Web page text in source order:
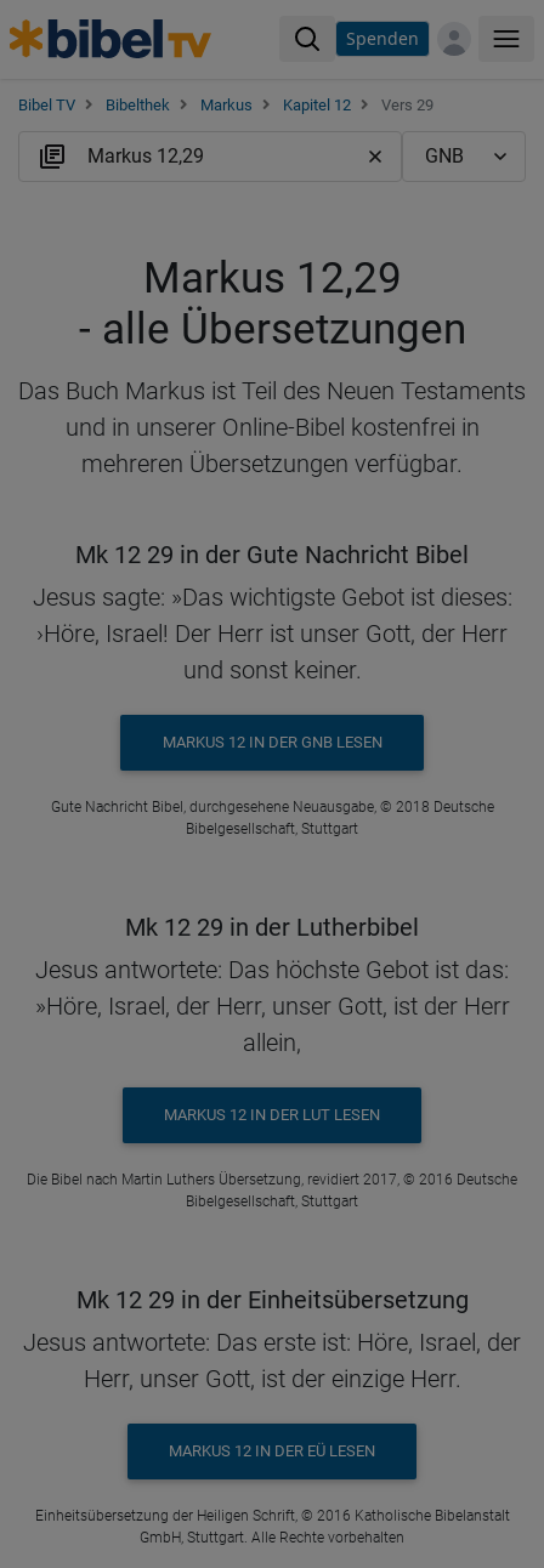
Spenden
Bibel TV Bibelthek Markus Kapitel 12 Vers 29
Markus 12,29
- alle Übersetzungen
Das Buch Markus ist Teil des Neuen Testaments
und in unserer Online-Bibel kostenfrei in
mehreren Übersetzungen verfügbar.
Mk 12 29 in der Gute Nachricht Bibel
Jesus sagte: »Das wichtigste Gebot ist dieses:
›Höre, Israel! Der Herr ist unser Gott, der Herr
und sonst keiner.
MARKUS 12 IN DER GNB LESEN
Gute Nachricht Bibel, durchgesehene Neuausgabe, © 2018 Deutsche
Bibelgesellschaft, Stuttgart
Mk 12 29 in der Lutherbibel
Jesus antwortete: Das höchste Gebot ist das:
»Höre, Israel, der Herr, unser Gott, ist der Herr
allein,
MARKUS 12 IN DER LUT LESEN
Die Bibel nach Martin Luthers Übersetzung, revidiert 2017, © 2016 Deutsche
Bibelgesellschaft, Stuttgart
Mk 12 29 in der Einheitsübersetzung
Jesus antwortete: Das erste ist: Höre, Israel, der
Herr, unser Gott, ist der einzige Herr.
MARKUS 12 IN DER EÜ LESEN
Einheitsübersetzung der Heiligen Schrift, © 2016 Katholische Bibelanstalt
GmbH, Stuttgart. Alle Rechte vorbehalten